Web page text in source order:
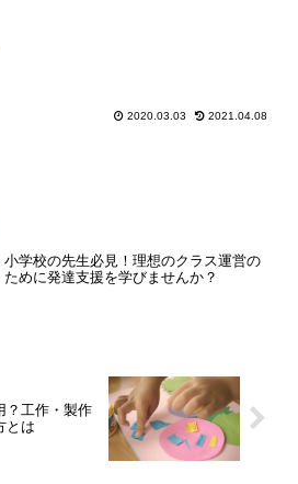
2020.03.03 2021.04.08
小学校の先生必見！理想のクラス運営の
ために発達支援を学びませんか？
？工作・製作
とは